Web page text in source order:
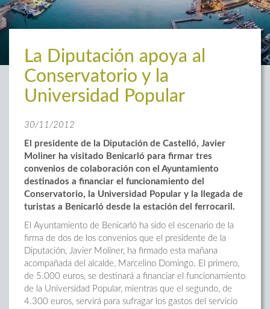
La Diputación apoya al
Conservatorio y la
Universidad Popular
30/11/2012
El presidente de la Diputación de Castelló, Javier
Moliner ha visitado Benicarló para firmar tres
convenios de colaboración con el Ayuntamiento
destinados a financiar el funcionamiento del
Conservatorio, la Universidad Popular y la llegada de
turistas a Benicarló desde la estación del ferrocaril.
El Ayuntamiento de Benicarló ha sido el escenario de la
firma de dos de los convenios que el presidente de la
Diputación, Javier Moliner, ha firmado esta mañana
acompañada del alcalde, Marcelino Domingo. El primero,
de 5.000 euros, se destinará a financiar el funcionamiento
de la Universidad Popular, mientras que el segundo, de
4.300 euros, servirá para sufragar los gastos del servicio